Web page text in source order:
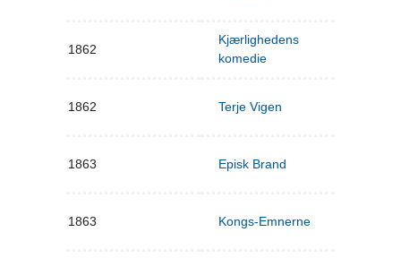
1862
Kjærlighedens
komedie
1862 Terje Vigen
1863 Episk Brand
1863 Kongs-Emnerne